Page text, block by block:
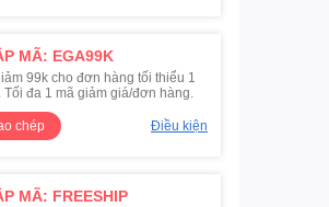
MÃ: EGA99K
99k cho đơn hàng tối thiểu 1
Tối đa 1 mã giảm giá/đơn hàng.
chép
Điều kiện
MÃ: FREESHIP